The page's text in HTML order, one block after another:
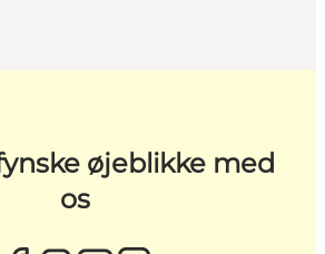
øjeblikke med
os